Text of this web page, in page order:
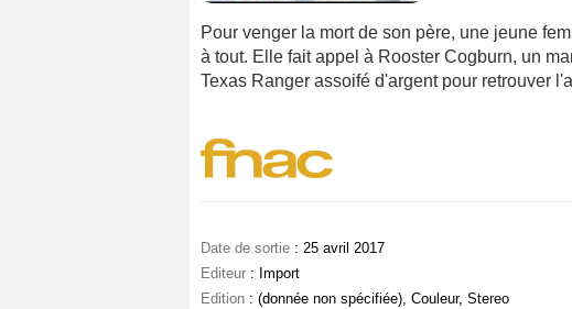
Pour venger la mort de son père, une jeune
à tout. Elle fait appel à Rooster Cogburn, un
Texas Ranger assoifé d'argent pour retrouver
Date de sortie : 25 avril 2017
Editeur : Import
Edition : (donnée non spécifiée), Couleur, Stereo